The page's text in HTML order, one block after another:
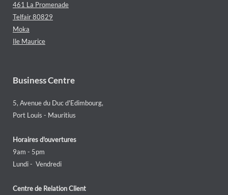
461 La Promenade
Telfair 80829
Moka
Ile Maurice
Business Centre
5, Avenue du Duc d'Edimbourg,
Port Louis - Mauritius
Horaires d'ouvertures
9am - 5pm
Lundi - Vendredi
Centre de Relation Client